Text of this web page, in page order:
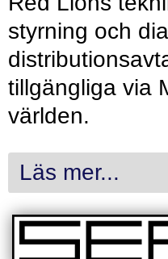
styrning och
tillgängliga via
världen.
Läs mer...